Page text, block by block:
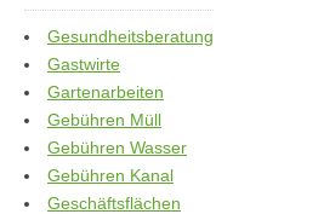
Gesundheitsberatung
Gastwirte
Gartenarbeiten
Gebühren Müll
Gebühren Wasser
Gebühren Kanal
Geschäftsflächen